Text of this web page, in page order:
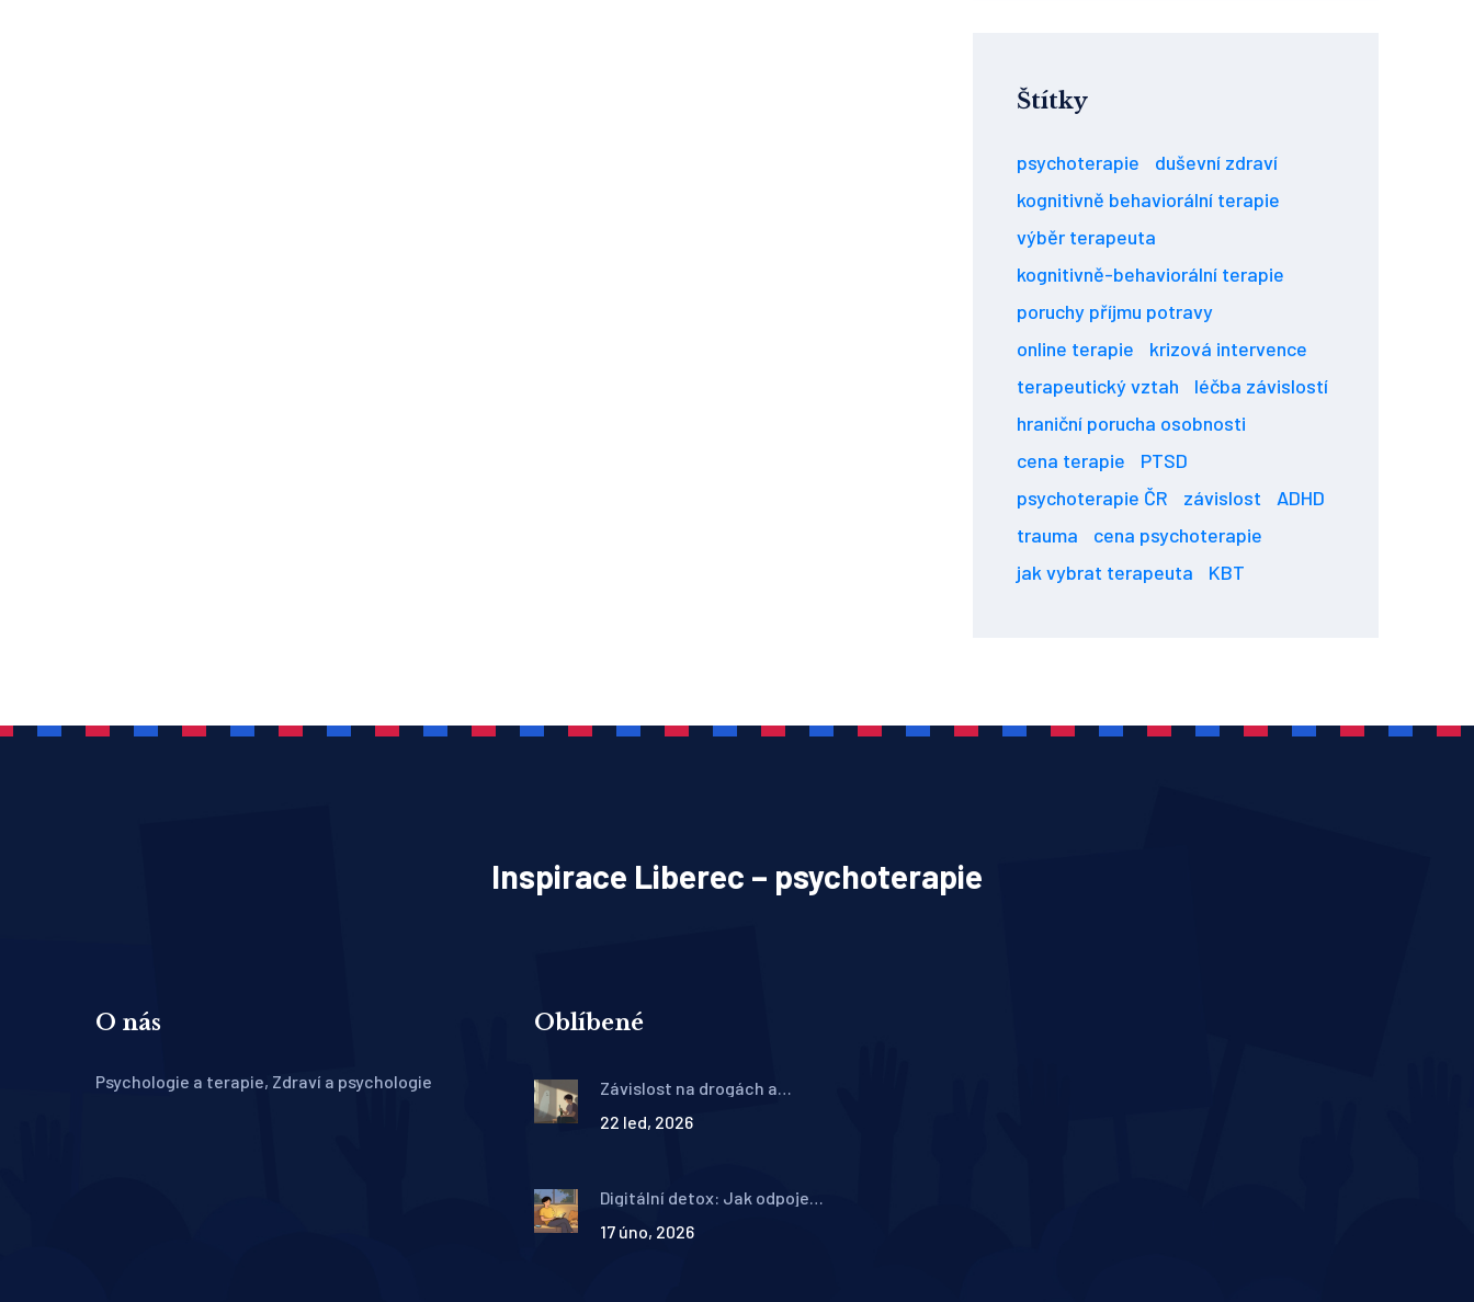
Štítky
psychoterapie
duševní zdraví
kognitivně behaviorální terapie
výběr terapeuta
kognitivně-behaviorální terapie
poruchy příjmu potravy
online terapie
krizová intervence
terapeutický vztah
léčba závislostí
hraniční porucha osobnosti
cena terapie
PTSD
psychoterapie ČR
závislost
ADHD
trauma
cena psychoterapie
jak vybrat terapeuta
KBT
Inspirace Liberec – psychoterapie
O nás
Psychologie a terapie, Zdraví a psychologie
Oblíbené
Závislost na drogách a
funguje v adiktologii
22 led, 2026
Digitální detox: Jak odpojení
duševní pohodu
17 úno, 2026